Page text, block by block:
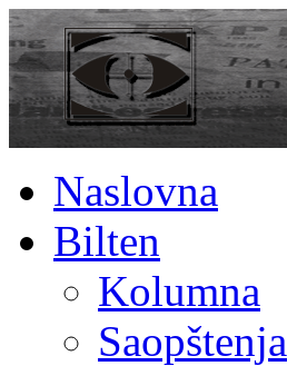
Naslovna
Bilten
Kolumna
Saopštenja